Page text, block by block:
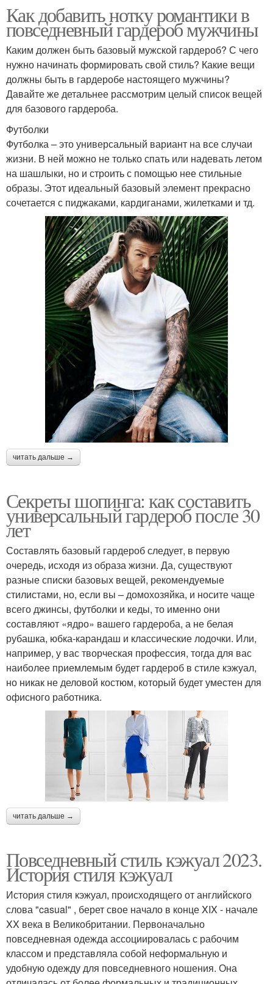
Как добавить нотку романтики в
повседневный гардероб мужчины
Каким должен быть базовый мужской гардероб? С чего
нужно начинать формировать свой стиль? Какие вещи
должны быть в гардеробе настоящего мужчины?
Давайте же детальнее рассмотрим целый список вещей
для базового гардероба.
Футболки
Футболка – это универсальный вариант на все случаи
жизни. В ней можно не только спать или надевать летом
на шашлыки, но и строить с помощью нее стильные
образы. Этот идеальный базовый элемент прекрасно
сочетается с пиджаками, кардиганами, жилетками и тд.
читать дальше →
Секреты шопинга: как составить
универсальный гардероб после 30
лет
Составлять базовый гардероб следует, в первую
очередь, исходя из образа жизни. Да, существуют
разные списки базовых вещей, рекомендуемые
стилистами, но, если вы – домохозяйка, и носите чаще
всего джинсы, футболки и кеды, то именно они
составляют «ядро» вашего гардероба, а не белая
рубашка, юбка-карандаш и классические лодочки. Или,
например, у вас творческая профессия, тогда для вас
наиболее приемлемым будет гардероб в стиле кэжуал,
но никак не деловой костюм, который будет уместен для
офисного работника.
читать дальше →
Повседневный стиль кэжуал 2023.
История стиля кэжуал
История стиля кэжуал, происходящего от английского
слова "casual" , берет свое начало в конце XIX - начале
XX века в Великобритании. Первоначально
повседневная одежда ассоциировалась с рабочим
классом и представляла собой неформальную и
удобную одежду для повседневного ношения. Она